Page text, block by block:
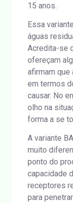
15 anos.
Essa
águas
Acredita-se
ofereçam
afirmam que
em termos
causar. No
olho na
forma a se
A variante
muito
ponto do
capacidade
receptores
para